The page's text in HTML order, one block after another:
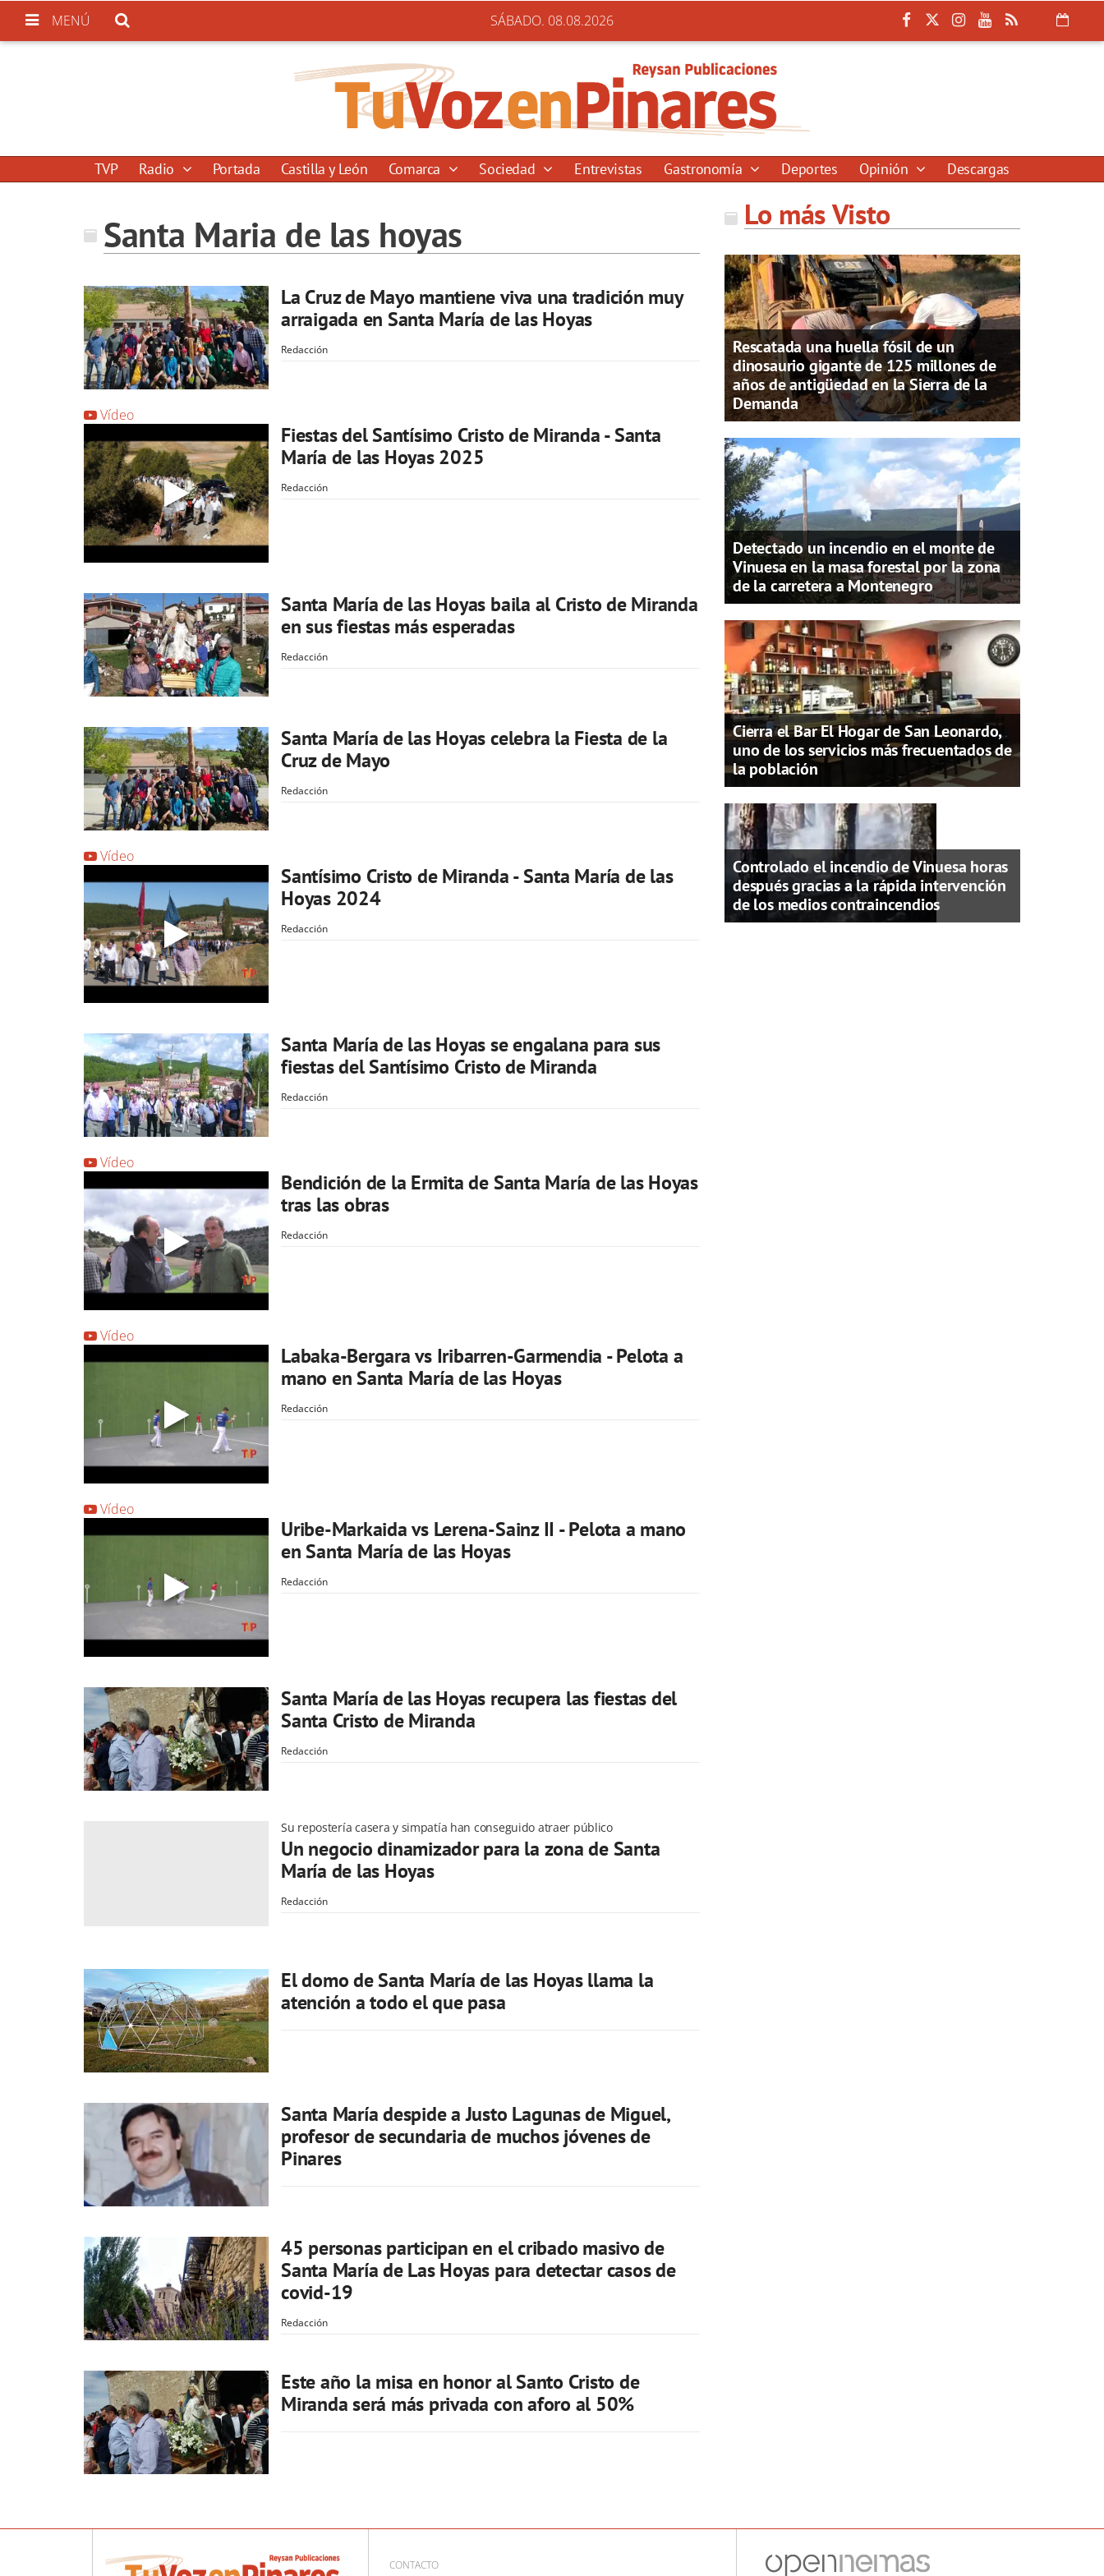
MENÚ SÁBADO. 08.08.2026
TVP Radio Portada Castilla y León Comarca Sociedad Entrevistas Gastronomía Deportes Opinión Descargas
Santa Maria de las hoyas
La Cruz de Mayo mantiene viva una tradición muy
arraigada en Santa María de las Hoyas
Redacción
Vídeo
Fiestas del Santísimo Cristo de Miranda - Santa
María de las Hoyas 2025
Redacción
Santa María de las Hoyas baila al Cristo de Miranda
en sus fiestas más esperadas
Redacción
Santa María de las Hoyas celebra la Fiesta de la
Cruz de Mayo
Redacción
Vídeo
Santísimo Cristo de Miranda - Santa María de las
Hoyas 2024
Redacción
Santa María de las Hoyas se engalana para sus
fiestas del Santísimo Cristo de Miranda
Redacción
Vídeo
Bendición de la Ermita de Santa María de las Hoyas
tras las obras
Redacción
Vídeo
Labaka-Bergara vs Iribarren-Garmendia - Pelota a
mano en Santa María de las Hoyas
Redacción
Vídeo
Uribe-Markaida vs Lerena-Sainz II - Pelota a mano
en Santa María de las Hoyas
Redacción
Santa María de las Hoyas recupera las fiestas del
Santa Cristo de Miranda
Redacción
Su repostería casera y simpatía han conseguido atraer público
Un negocio dinamizador para la zona de Santa
María de las Hoyas
Redacción
El domo de Santa María de las Hoyas llama la
atención a todo el que pasa
Santa María despide a Justo Lagunas de Miguel,
profesor de secundaria de muchos jóvenes de
Pinares
45 personas participan en el cribado masivo de
Santa María de Las Hoyas para detectar casos de
covid-19
Redacción
Este año la misa en honor al Santo Cristo de
Miranda será más privada con aforo al 50%
Lo más Visto
Rescatada una huella fósil de un
dinosaurio gigante de 125 millones de
años de antigüedad en la Sierra de la
Demanda
Detectado un incendio en el monte de
Vinuesa en la masa forestal por la zona
de la carretera a Montenegro
Cierra el Bar El Hogar de San Leonardo,
uno de los servicios más frecuentados de
la población
Controlado el incendio de Vinuesa horas
después gracias a la rápida intervención
de los medios contraincendios
CONTACTO